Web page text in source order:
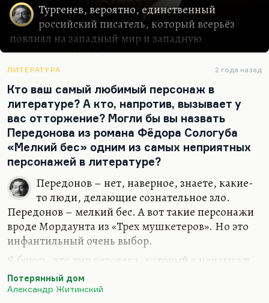
Тургенев, вероятно, единственный
российский писатель, который всерьёз
повлиял на западный мир и западную
литературу. Проблема заключается в том, что
действительно русская литература (я люблю эту
формулу) очень долго была таким мосластым
русским кулаком в западной лайковой перчатке,
она наполняла принципиально новым,
экзистенциальным, сложным, содержанием
западную форму. Как Толстой воспользовался
формой «Отверженных», а Лермонтов
ориентировался на Гёте, Пушкин — на Байрона,
Достоевский — на Диккенса, Горький — на
Ницше. То есть это были попытки в чужую
форму втиснуть русскую проблематику.
Тургенев — единственный без преувеличения
русский писатель, который создал…
ЛИТЕРАТУРА 2 года назад
Кто ваш самый любимый персонаж в
литературе? А кто, напротив, вызывает у
вас отторжение? Могли бы вы назвать
Передонова из романа Фёдора Сологуба
«Мелкий бес» одним из самых неприятных
персонажей в литературе?
Передонов – нет, наверное, знаете, какие-
то люди, делающие сознательное зло.
Передонов – мелкий бес. А вот такие персонажи
вроде Мордаунта из «Трех мушкетеров». Но это
инфантильный очень выбор.
Я боюсь, что тип человека, который я ненавижу
(тот, кто высмеивает чужие слабости, злораден,
ненавидит чужую слабость, не способен к
Потерянный дом
Александр Житинский